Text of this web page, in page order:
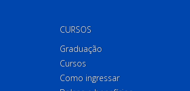
CURSOS
Graduação
Cursos
Como ingressar